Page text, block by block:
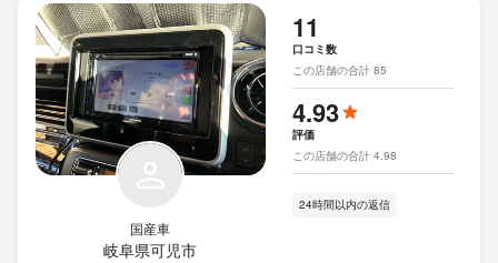
国産車
岐阜県可児市
11
口コミ数
この店舗の合計 85
4.93
評価
この店舗の合計 4.98
24時間以内の返信